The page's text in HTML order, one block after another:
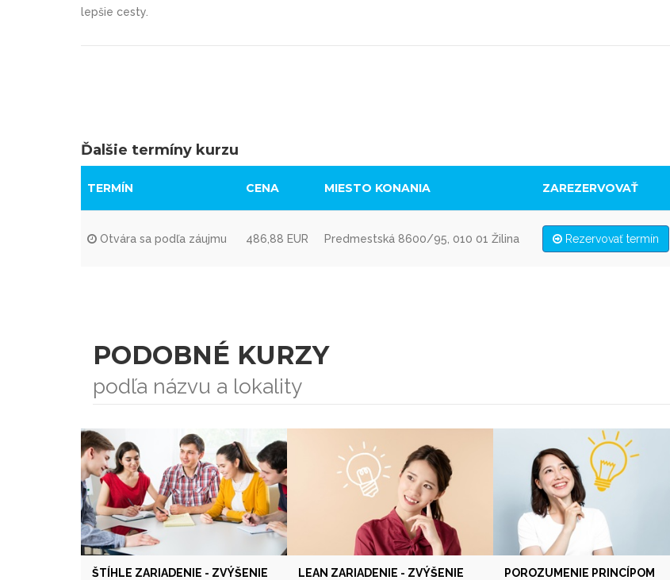
lepšie cesty.
Ďalšie termíny kurzu
TERMÍN CENA MIESTO KONANIA ZAREZERVOVAŤ
Otvára sa podľa záujmu 486,88 EUR Predmestská 8600/95, 010 01 Žilina Rezervovať termín
PODOBNÉ KURZY
podľa názvu a lokality
ŠTÍHLE ZARIADENIE - ZVÝŠENIE
LEAN ZARIADENIE - ZVÝŠENIE
POROZUMENIE PRINCÍPOM